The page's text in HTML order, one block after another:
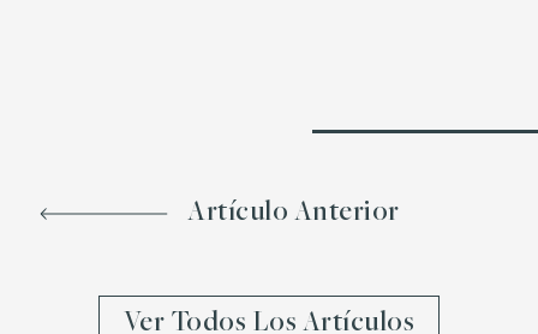
Artículo Anterior
Ver Todos Los Artículos